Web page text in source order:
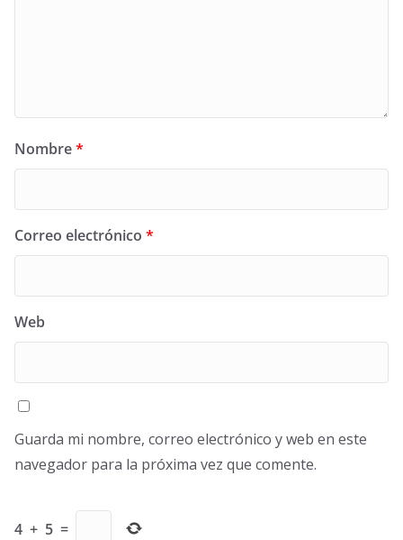
Nombre*
Correo electrónico *
Web
Guarda mi nombre, correo electrónico y web en este
navegador para la próxima vez que comente.
4 + 5 =